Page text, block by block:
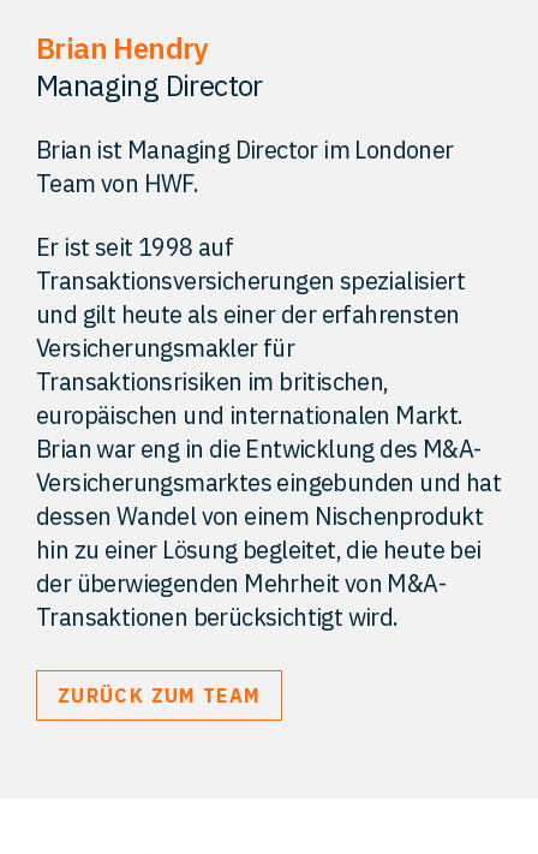
Brian Hendry
Managing Director
Brian ist Managing Director im Londoner
Team von HWF.
Er ist seit 1998 auf
Transaktionsversicherungen spezialisiert
und gilt heute als einer der erfahrensten
Versicherungsmakler für
Transaktionsrisiken im britischen,
europäischen und internationalen Markt.
Brian war eng in die Entwicklung des M&A-
Versicherungsmarktes eingebunden und hat
dessen Wandel von einem Nischenprodukt
hin zu einer Lösung begleitet, die heute bei
der überwiegenden Mehrheit von M&A-
Transaktionen berücksichtigt wird.
ZURÜCK ZUM TEAM